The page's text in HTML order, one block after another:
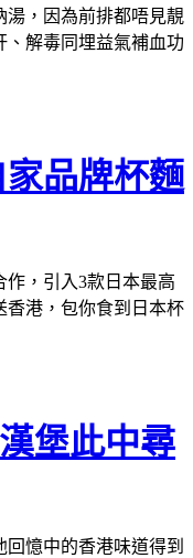
，因為前排都唔見靚
、解毒同埋益氣補血功
家品牌杯麵
作，引入3款 日本最高
香港，包你食到日本杯
堡此中尋
憶中的香港味道得到